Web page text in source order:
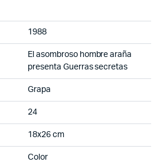
1988
El asombroso hombre araña
presenta Guerras secretas
Grapa
24
18x26 cm
Color